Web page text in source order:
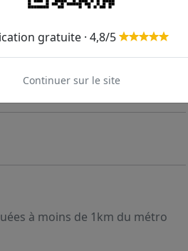
à moins de 1km du métro
gratuite · 4,8/5
Continuer sur le site